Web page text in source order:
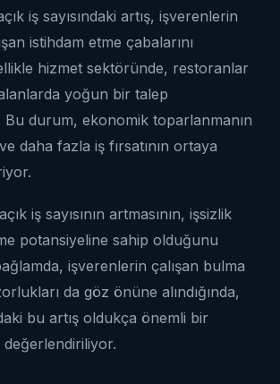
iş sayısındaki artış, işverenlerin
istihdam etme çabalarını
hizmet sektöründe, restoranlar
yoğun bir talep
durum, ekonomik toparlanmanın
daha fazla iş fırsatının ortaya
iş sayısının artmasının, işsizlik
potansiyeline sahip olduğunu
işverenlerin çalışan bulma
da göz önüne alındığında,
bu artış oldukça önemli bir